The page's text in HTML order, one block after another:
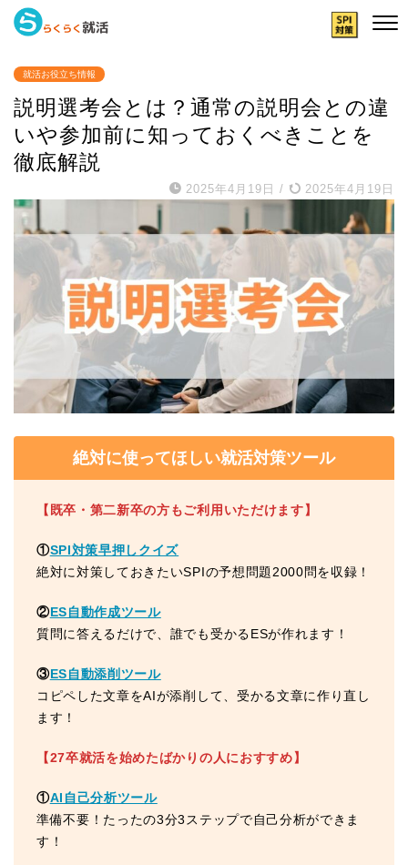
就活お役立ち情報
説明選考会とは？通常の説明会との違
いや参加前に知っておくべきことを
徹底解説
2025年4月19日 / 2025年4月19日
絶対に使ってほしい就活対策ツール
【既卒・第二新卒の方もご利用いただけます】
①SPI対策早押しクイズ
絶対に対策しておきたいSPIの予想問題2000問を収録！
②ES自動作成ツール
質問に答えるだけで、誰でも受かるESが作れます！
③ES自動添削ツール
コピペした文章をAIが添削して、受かる文章に作り直し
ます！
【27卒就活を始めたばかりの人におすすめ】
①AI自己分析ツール
準備不要！たったの3分3ステップで自己分析ができま
す！